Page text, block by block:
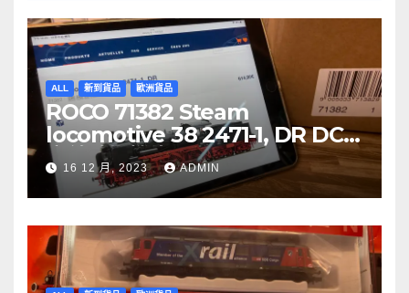
ALL 新到貨品 歐洲貨品
ROCO 71382 Steam
locomotive 38 2471-1, DR DCC
音效噴煙機車
16 12 月, 2023 ADMIN